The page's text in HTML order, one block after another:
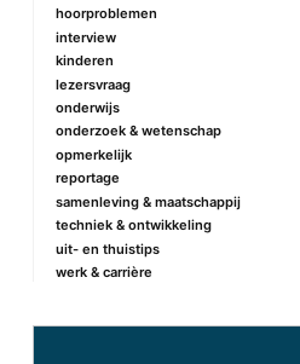
hoorproblemen
interview
kinderen
lezersvraag
onderwijs
onderzoek & wetenschap
opmerkelijk
reportage
samenleving & maatschappij
techniek & ontwikkeling
uit- en thuistips
werk & carrière